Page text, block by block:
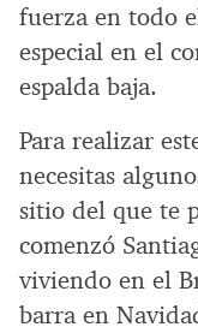
fuerza en todo
especial en el
espalda baja.
Para realizar
necesitas
sitio del que te
comenzó
viviendo en el
barra en